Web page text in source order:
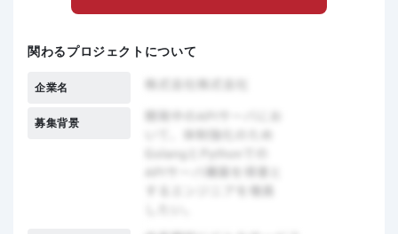
関わるプロジェクトについて
企業名
募集背景